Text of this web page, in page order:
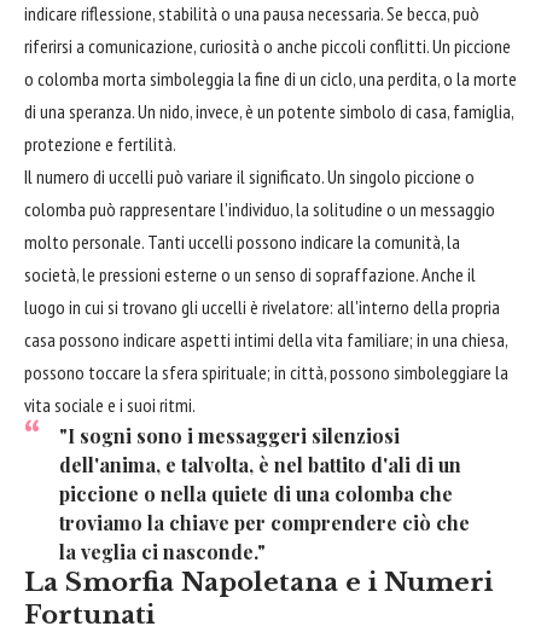
indicare riflessione, stabilità o una pausa necessaria. Se becca, può
riferirsi a comunicazione, curiosità o anche piccoli conflitti. Un piccione
o colomba morta simboleggia la fine di un ciclo, una perdita, o la morte
di una speranza. Un nido, invece, è un potente simbolo di casa, famiglia,
protezione e fertilità.
Il numero di uccelli può variare il significato. Un singolo piccione o
colomba può rappresentare l'individuo, la solitudine o un messaggio
molto personale. Tanti uccelli possono indicare la comunità, la
società, le pressioni esterne o un senso di sopraffazione. Anche il
luogo in cui si trovano gli uccelli è rivelatore: all'interno della propria
casa possono indicare aspetti intimi della vita familiare; in una chiesa,
possono toccare la sfera spirituale; in città, possono simboleggiare la
vita sociale e i suoi ritmi.
"I sogni sono i messaggeri silenziosi
dell'anima, e talvolta, è nel battito d'ali di un
piccione o nella quiete di una colomba che
troviamo la chiave per comprendere ciò che
la veglia ci nasconde."
La Smorfia Napoletana e i Numeri
Fortunati